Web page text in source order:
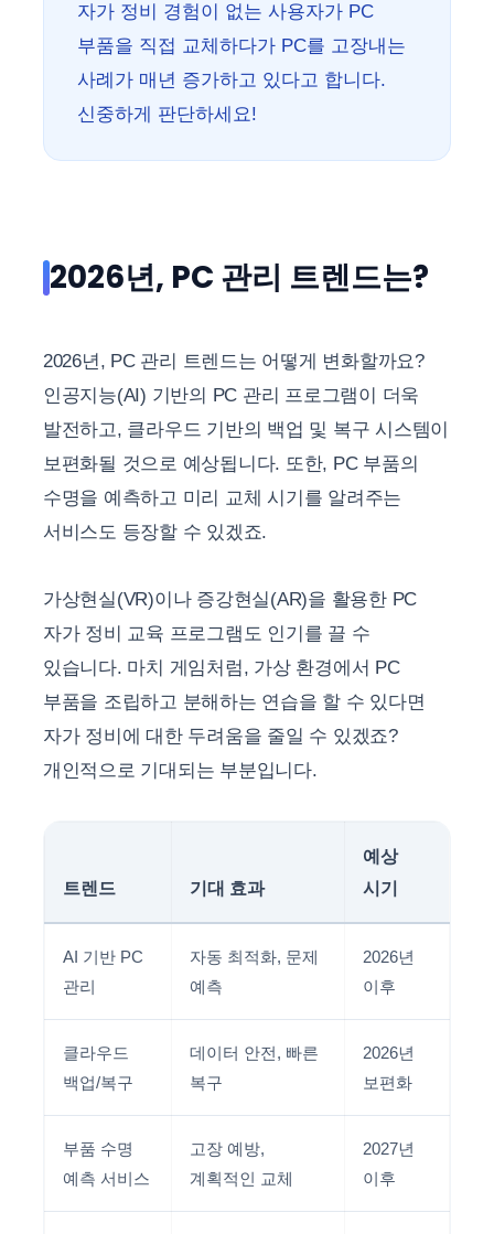
자가 정비 경험이 없는 사용자가 PC
부품을 직접 교체하다가 PC를 고장내는
사례가 매년 증가하고 있다고 합니다.
신중하게 판단하세요!
2026년, PC 관리 트렌드는?
2026년, PC 관리 트렌드는 어떻게 변화할까요?
인공지능(AI) 기반의 PC 관리 프로그램이 더욱
발전하고, 클라우드 기반의 백업 및 복구 시스템이
보편화될 것으로 예상됩니다. 또한, PC 부품의
수명을 예측하고 미리 교체 시기를 알려주는
서비스도 등장할 수 있겠죠.
가상현실(VR)이나 증강현실(AR)을 활용한 PC
자가 정비 교육 프로그램도 인기를 끌 수
있습니다. 마치 게임처럼, 가상 환경에서 PC
부품을 조립하고 분해하는 연습을 할 수 있다면
자가 정비에 대한 두려움을 줄일 수 있겠죠?
개인적으로 기대되는 부분입니다.
트렌드 기대 효과
예상
시기
AI 기반 PC
관리
자동 최적화, 문제
예측
2026년
이후
클라우드
백업/복구
데이터 안전, 빠른
복구
2026년
보편화
부품 수명
예측 서비스
고장 예방,
계획적인 교체
2027년
이후